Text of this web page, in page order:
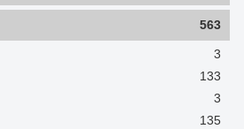
563
3
133
3
135